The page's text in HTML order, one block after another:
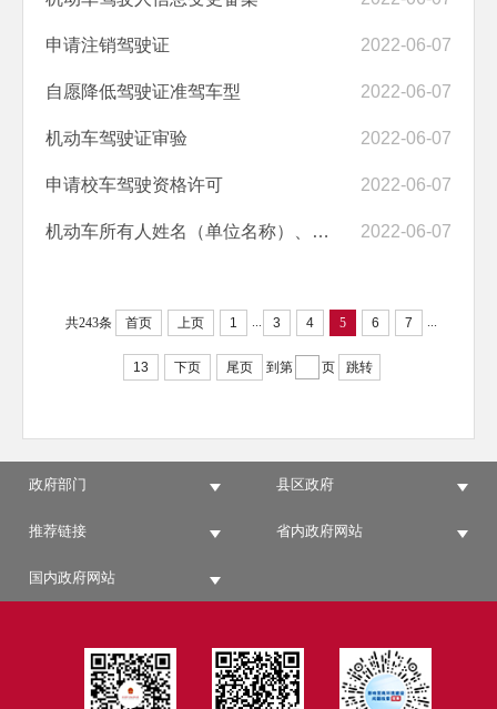
申请注销驾驶证 2022-06-07
自愿降低驾驶证准驾车型 2022-06-07
机动车驾驶证审验 2022-06-07
申请校车驾驶资格许可 2022-06-07
机动车所有人姓名（单位名称）、联系方式等变化的变更备案 2022-06-07
共243条 首页 上页 1 ... 3 4 5 6 7 ...
13 下页 尾页 到第 页 跳转
政府部门 县区政府
推荐链接 省内政府网站
国内政府网站